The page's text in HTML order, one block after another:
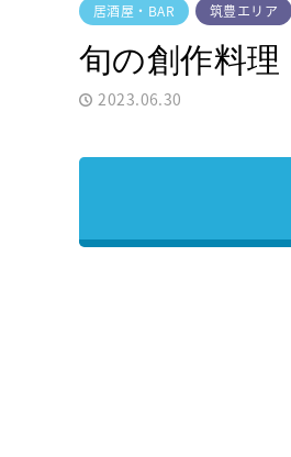
居酒屋・BAR 筑豊エリア
旬の創作料理
2023.06.30